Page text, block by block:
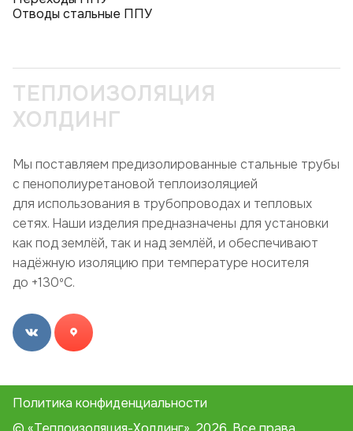
Отводы стальные ППУ
ТЕПЛОИЗОЛЯЦИЯ
ХОЛДИНГ
Мы поставляем предизолированные стальные трубы
с пенополиуретановой теплоизоляцией
для использования в трубопроводах и тепловых
сетях. Наши изделия предназначены для установки
как под землёй, так и над землёй, и обеспечивают
надёжную изоляцию при температуре носителя
до +130ºC.
Политика конфиденциальности